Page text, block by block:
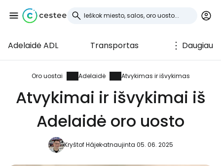
Adelaidė ADL Transportas Daugiau
Oro uostai Adelaidė Atvykimas ir išvykimas
Atvykimai ir išvykimai iš
Adelaidė oro uosto
Kryštof Hájekatnaujinta 05. 06. 2025
Prisijunkite prie
Cestee
... pasaulinė kelionių bendruomenė